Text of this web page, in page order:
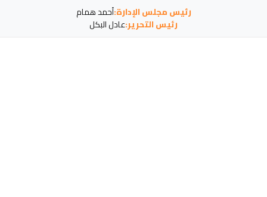
رئيس مجلس الإدارة:أحمد همام
رئيس التحرير:عادل البكل